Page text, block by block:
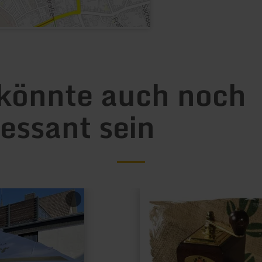
auch noch
sein
erfahren
Kaffeerösterei
Schmitz